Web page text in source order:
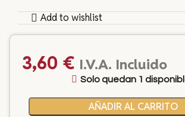
Add to wishlist
3,60 € I.V.A. Incluido
Solo quedan 1
AÑADIR AL CARRITO